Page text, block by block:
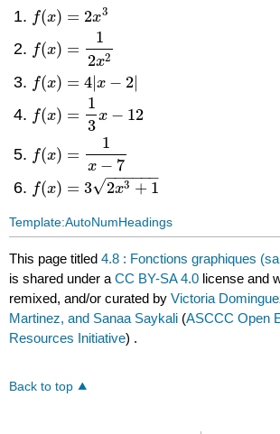
f(x) = 2x3
f(x)= 2x 3
f(x) =
1
2x2
f(x)= 12 x2
f(x) = 4|x − 2|
f(x)= 4| x−2 |
f(x) =
1
3
x − 12
f(x)= 13 x−12
f(x) =
1
x − 7
f(x)= 1x −7
f(x) = 3 2x3 + 1
− −
−−−−
√
f(x)= 32 x3+1
Template:AutoNumHeadings
This page titled4.8 : Fonctions graphiques
is shared under aCC BY-SA 4.0 license and
remixed, and/or curated byVictoria
Martinez, and Sanaa Saykali (ASCCC Open
Resources Initiative) .
Back to top